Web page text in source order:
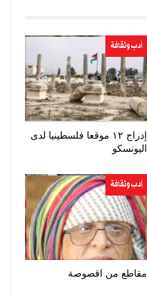
أدب وثقافة
إدراج ١٢ موقعا فلسطينيا لدى
اليونسكو
أدب وثقافة
مقاطع من اقصوصة